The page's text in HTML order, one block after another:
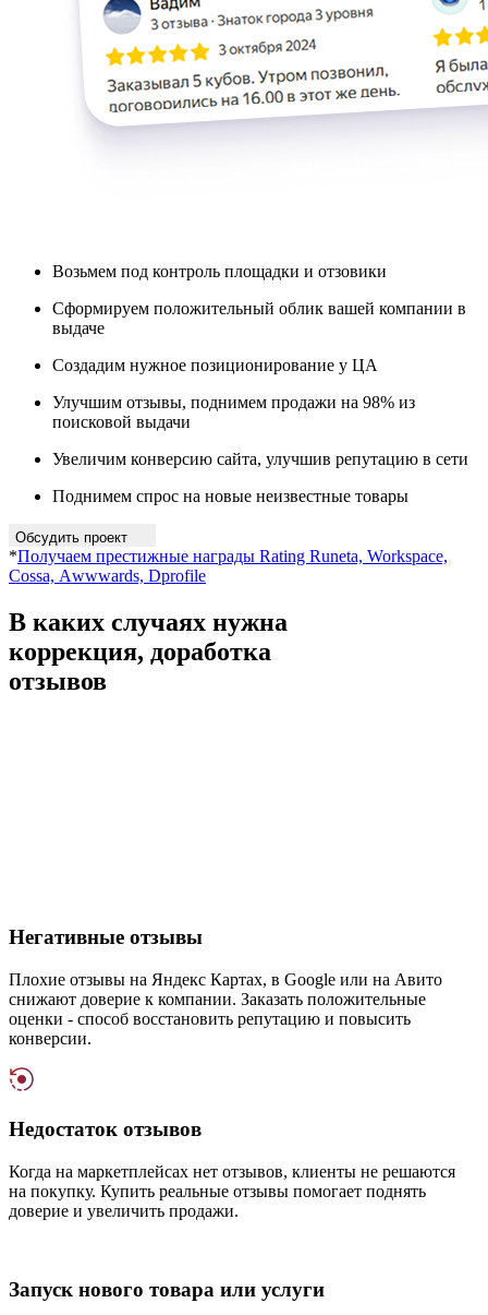
Возьмем под контроль площадки и отзовики
Сформируем положительный облик вашей компании в
выдаче
Создадим нужное позиционирование у ЦА
Улучшим отзывы, поднимем продажи на 98% из
поисковой выдачи
Увеличим конверсию сайта, улучшив репутацию в сети
Поднимем спрос на новые неизвестные товары
Обсудить проект
*Получаем престижные награды Rating Runeta, Workspace,
Cossa, Аwwwards, Dprofile
В каких случаях нужна
коррекция, доработка
отзывов
Негативные отзывы
Плохие отзывы на Яндекс Картах, в Google или на Авито
снижают доверие к компании. Заказать положительные
оценки - способ восстановить репутацию и повысить
конверсии.
Недостаток отзывов
Когда на маркетплейсах нет отзывов, клиенты не решаются
на покупку. Купить реальные отзывы помогает поднять
доверие и увеличить продажи.
Запуск нового товара или услуги